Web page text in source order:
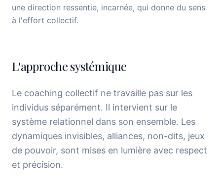
une direction ressentie, incarnée, qui donne du sens
à l'effort collectif.
L'approche systémique
Le coaching collectif ne travaille pas sur les
individus séparément. Il intervient sur le
système relationnel dans son ensemble. Les
dynamiques invisibles, alliances, non-dits, jeux
de pouvoir, sont mises en lumière avec respect
et précision.